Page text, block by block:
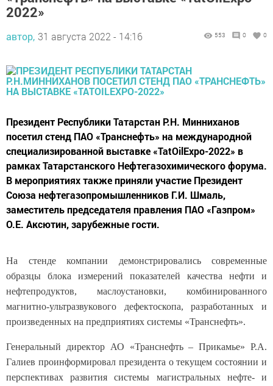
посетил стенд ПАО «Транснефть» на международной
специализированной выставке «TatOilExpo-2022» в
рамках Татарстанского Нефтегазохимического форума.
В мероприятиях также приняли участие Президент
Союза нефтегазопромышленников Г.И. Шмаль,
заместитель председателя правления ПАО «Газпром»
О.Е. Аксютин, зарубежные гости.
образцы блока измерений показателей качества нефти и
нефтепродуктов, маслоустановки, комбинированного
магнитно-ультразвукового дефектоскопа, разработанных и
произведенных на предприятиях системы «Транснефть».
Галиев проинформировал президента о текущем состоянии и
перспективах развития системы магистральных нефте- и
продуктопроводов в регионе, реализации программы